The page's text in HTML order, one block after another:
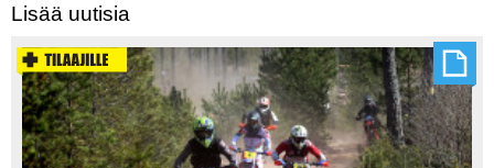
Lisää uutisia